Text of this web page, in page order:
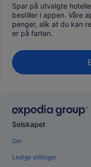
Spar på utvalgte
bestiller i appen. Våre
penger, slik at du kan
er på farten.
Selskapet
Om
Ledige stillinger